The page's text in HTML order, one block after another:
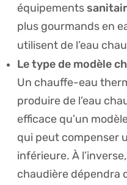
équipements
plus gourmands en
utilisent de l’eau
Le type de modèle
Un chauffe-eau
produire de l’eau
efficace qu’un
qui peut compenser
inférieure. À
chaudière dépendra